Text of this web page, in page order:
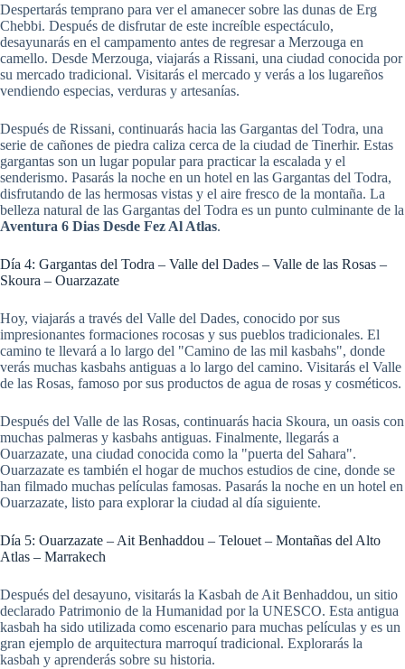
Despertarás temprano para ver el amanecer sobre las dunas de Erg
Chebbi. Después de disfrutar de este increíble espectáculo,
desayunarás en el campamento antes de regresar a Merzouga en
camello. Desde Merzouga, viajarás a Rissani, una ciudad conocida por
su mercado tradicional. Visitarás el mercado y verás a los lugareños
vendiendo especias, verduras y artesanías.
Después de Rissani, continuarás hacia las Gargantas del Todra, una
serie de cañones de piedra caliza cerca de la ciudad de Tinerhir. Estas
gargantas son un lugar popular para practicar la escalada y el
senderismo. Pasarás la noche en un hotel en las Gargantas del Todra,
disfrutando de las hermosas vistas y el aire fresco de la montaña. La
belleza natural de las Gargantas del Todra es un punto culminante de la
Aventura 6 Dias Desde Fez Al Atlas.
Día 4: Gargantas del Todra – Valle del Dades – Valle de las Rosas –
Skoura – Ouarzazate
Hoy, viajarás a través del Valle del Dades, conocido por sus
impresionantes formaciones rocosas y sus pueblos tradicionales. El
camino te llevará a lo largo del "Camino de las mil kasbahs", donde
verás muchas kasbahs antiguas a lo largo del camino. Visitarás el Valle
de las Rosas, famoso por sus productos de agua de rosas y cosméticos.
Después del Valle de las Rosas, continuarás hacia Skoura, un oasis con
muchas palmeras y kasbahs antiguas. Finalmente, llegarás a
Ouarzazate, una ciudad conocida como la "puerta del Sahara".
Ouarzazate es también el hogar de muchos estudios de cine, donde se
han filmado muchas películas famosas. Pasarás la noche en un hotel en
Ouarzazate, listo para explorar la ciudad al día siguiente.
Día 5: Ouarzazate – Ait Benhaddou – Telouet – Montañas del Alto
Atlas – Marrakech
Después del desayuno, visitarás la Kasbah de Ait Benhaddou, un sitio
declarado Patrimonio de la Humanidad por la UNESCO. Esta antigua
kasbah ha sido utilizada como escenario para muchas películas y es un
gran ejemplo de arquitectura marroquí tradicional. Explorarás la
kasbah y aprenderás sobre su historia.